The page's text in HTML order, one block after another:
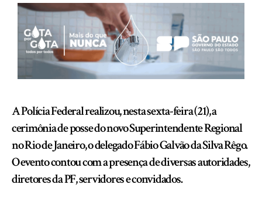
A Polícia Federal realizou, nesta sexta-feira (21), a
cerimônia de posse do novo Superintendente Regional
no Rio de Janeiro, o delegado Fábio Galvão da Silva Rêgo.
O evento contou com a presença de diversas autoridades,
diretores da PF, servidores e convidados.